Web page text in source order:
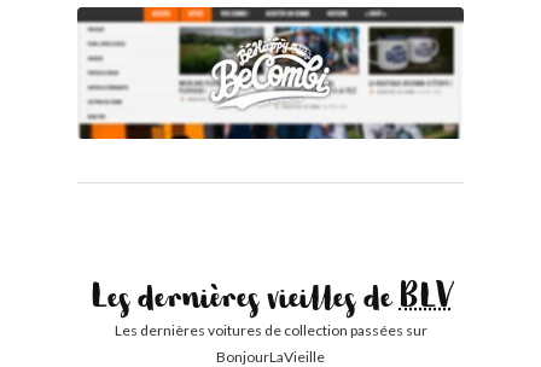
Les dernières vieilles deBLV
Les dernières voitures de collection passées sur
BonjourLaVieille